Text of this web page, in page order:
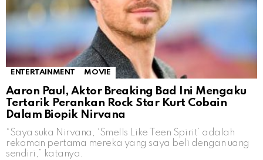
ENTERTAINMENT MOVIE
Aaron Paul, Aktor Breaking Bad Ini Mengaku
Tertarik Perankan Rock Star Kurt Cobain
Dalam Biopik Nirvana
“Saya suka Nirvana, ‘Smells Like Teen Spirit’ adalah
rekaman pertama mereka yang saya beli dengan uang
sendiri,” katanya.